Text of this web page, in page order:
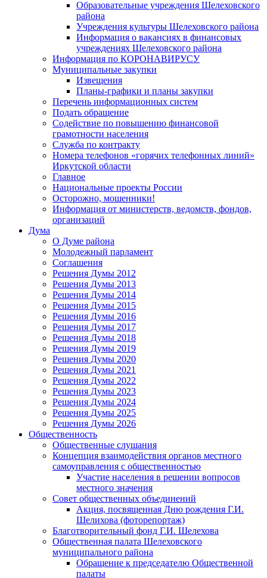
Образовательные учреждения Шелеховского
района
Учреждения культуры Шелеховского района
Информация о вакансиях в финансовых
учреждениях Шелеховского района
Информация по КОРОНАВИРУСУ
Муниципальные закупки
Извещения
Планы-графики и планы закупки
Перечень информационных систем
Подать обращение
Содействие по повышению финансовой
грамотности населения
Служба по контракту
Номера телефонов «горячих телефонных линий»
Иркутской области
Главное
Национальные проекты России
Осторожно, мошенники!
Информация от министерств, ведомств, фондов,
организаций
Дума
О Думе района
Молодежный парламент
Соглашения
Решения Думы 2012
Решения Думы 2013
Решения Думы 2014
Решения Думы 2015
Решения Думы 2016
Решения Думы 2017
Решения Думы 2018
Решения Думы 2019
Решения Думы 2020
Решения Думы 2021
Решения Думы 2022
Решения Думы 2023
Решения Думы 2024
Решения Думы 2025
Решения Думы 2026
Общественность
Общественные слушания
Концепция взаимодействия органов местного
самоуправления с общественностью
Участие населения в решении вопросов
местного значения
Совет общественных объединений
Акция, посвященная Дню рождения Г.И.
Шелихова (фоторепортаж)
Благотворительный фонд Г.И. Шелехова
Общественная палата Шелеховского
муниципального района
Обращение к председателю Общественной
палаты